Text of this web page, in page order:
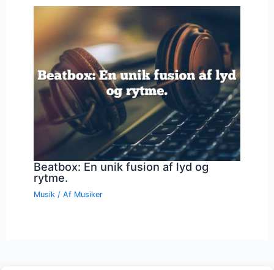
Beatbox: En unik fusion af lyd og
rytme.
Musik / Af Musiker